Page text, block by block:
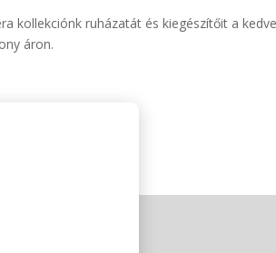
kollekciónk ruházatát és kiegészítőit a
áron.